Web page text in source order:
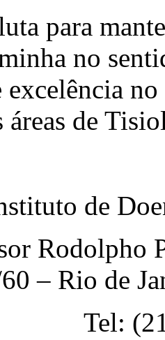
para
no
áreas de
de
Rodolpho
– Rio de
Tel: